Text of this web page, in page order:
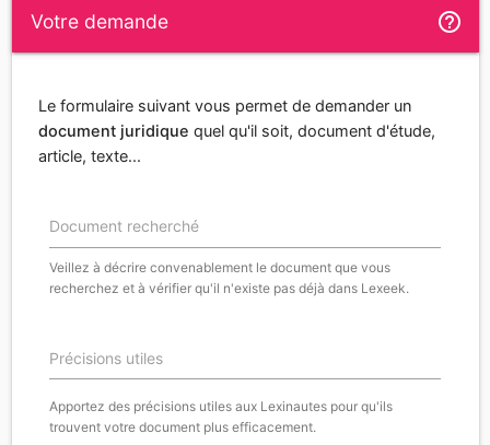
Votre demande help_outline
Le formulaire suivant vous permet de demander un
document juridique quel qu'il soit, document d'étude,
article, texte...
Document recherché
Veillez à décrire convenablement le document que vous
recherchez et à vérifier qu'il n'existe pas déjà dans Lexeek.
Précisions utiles
Apportez des précisions utiles aux Lexinautes pour qu'ils
trouvent votre document plus efficacement.